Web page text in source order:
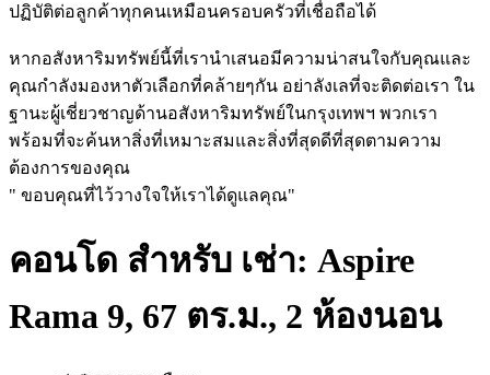
ปฏิบัติต่อลูกค้าทุกคนเหมือนครอบครัวที่เชื่อถือได้
หากอสังหาริมทรัพย์นี้ที่เรานำเสนอมีความน่าสนใจกับคุณและ
คุณกำลังมองหาตัวเลือกที่คล้ายๆกัน อย่าลังเลที่จะติดต่อเรา ใน
ฐานะผู้เชี่ยวชาญด้านอสังหาริมทรัพย์ในกรุงเทพฯ พวกเรา
พร้อมที่จะค้นหาสิ่งที่เหมาะสมและสิ่งที่สุดดีที่สุดตามความ
ต้องการของคุณ
" ขอบคุณที่ไว้วางใจให้เราได้ดูแลคุณ"
คอนโด สำหรับ เช่า: Aspire
Rama 9, 67 ตร.ม., 2 ห้องนอน